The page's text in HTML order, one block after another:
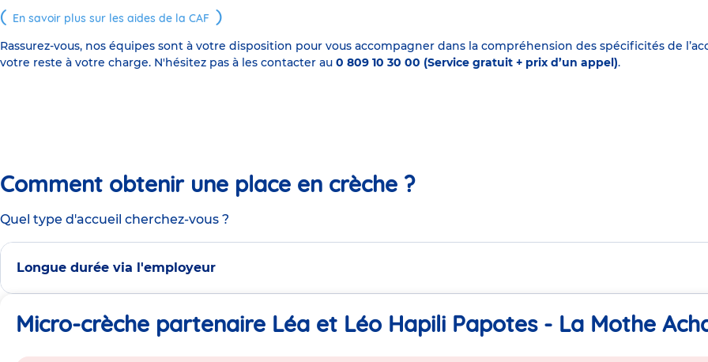
En savoir plus sur les aides de la CAF
Rassurez-vous, nos équipes sont à votre disposition pour vous accompagner dans la compréhension des spécificités de
votre reste à votre charge. N'hésitez pas à les contacter au 0 809 10 30 00 (Service gratuit + prix d’un appel).
Comment obtenir une place en crèche ?
Quel type d'accueil cherchez-vous ?
Longue durée via l'employeur
Micro-crèche partenaire Léa et Léo Hapili Papotes - La Mothe